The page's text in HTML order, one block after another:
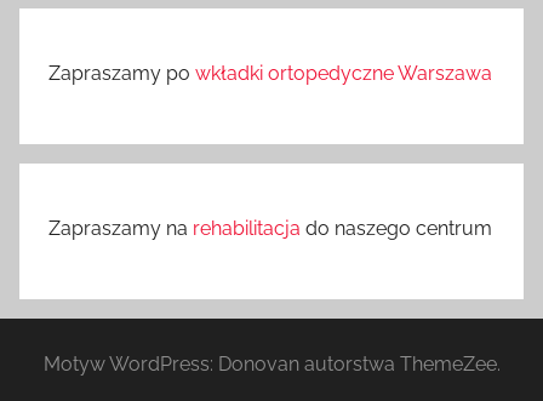
Zapraszamy po wkładki ortopedyczne Warszawa
Zapraszamy na rehabilitacja do naszego centrum
Motyw WordPress: Donovan autorstwa ThemeZee.